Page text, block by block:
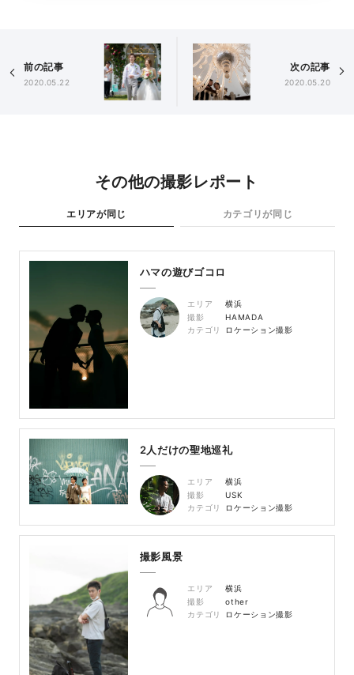
前の記事
2020.05.22
次の記事
2020.05.20
その他の撮影レポート
エリアが同じ カテゴリが同じ
ハマの遊びゴコロ
エリア
横浜
撮影
HAMADA
カテゴリ
ロケーション撮影
2人だけの聖地巡礼
エリア
横浜
撮影
USK
カテゴリ
ロケーション撮影
撮影風景
エリア
横浜
撮影
other
カテゴリ
ロケーション撮影